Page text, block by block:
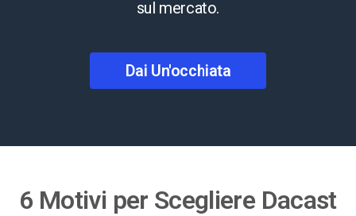
sul mercato.
Dai Un'occhiata
6 Motivi per Scegliere Dacast